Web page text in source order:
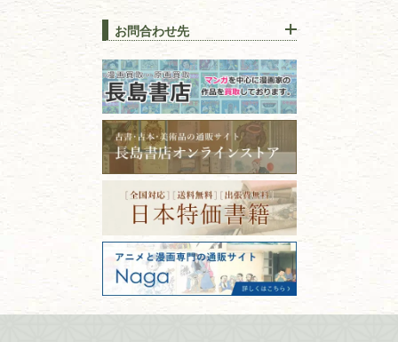
趣味・教養
書道
拓本・法帖・碑帖
篆刻・印譜
書道具
美術書・アート本・
デザイン本
カメラ・撮影術
版画・リトグラフ・
古本を高く売る方法！買取で
上手な売り方のコツを解説
古本の保管方法と劣化する原
因！適切な管理で長持ちさせ
るコツ
古本は汚れていると買取でき
ない？適切な保管方法とクリ
ーニング！
ISBNコードとは？書籍の識別
番号の意味と役割を解説
価値ある古書を売るポイント
と注意点
群馬県
山梨県
新潟県
長野県
愛知県
石川県
福井県
福島県
富山県
青森県
岩手県
宮城県
秋田県
山形県
岐阜県
三重県
滋賀県
京都府
大阪府
兵庫県
奈良県
お問合わせ先
古本買取専門店 長島書店
〒101-0051
東京都千代田区神田神保町2-5-1
フリーダイヤル：0120-414-548
電話：03-3512-8115
FAX：03-3512-8116
古物商許可：東京都公安委員会 第
301028901712号
古物商名称：有限会社長島書店